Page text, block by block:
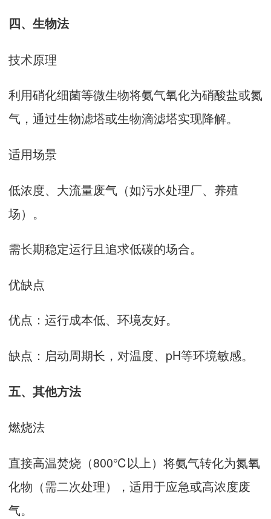
四、‌生物法‌
技术原理‌
利用硝化细菌等微生物将氨气氧化为硝酸盐或氮
气，通过生物滤塔或生物滴滤塔实现降解‌。
适用场景‌
低浓度、大流量废气（如污水处理厂、养殖
场）‌。
需长期稳定运行且追求低碳的场合‌。
优缺点‌
优点‌：运行成本低、环境友好‌。
缺点‌：启动周期长，对温度、pH等环境敏感‌。
五、‌其他方法‌
燃烧法‌
直接高温焚烧（800℃以上）将氨气转化为氮氧
化物（需二次处理），适用于应急或高浓度废
气‌。